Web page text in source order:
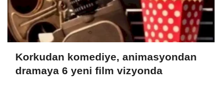
Korkudan komediye, animasyondan
dramaya 6 yeni film vizyonda